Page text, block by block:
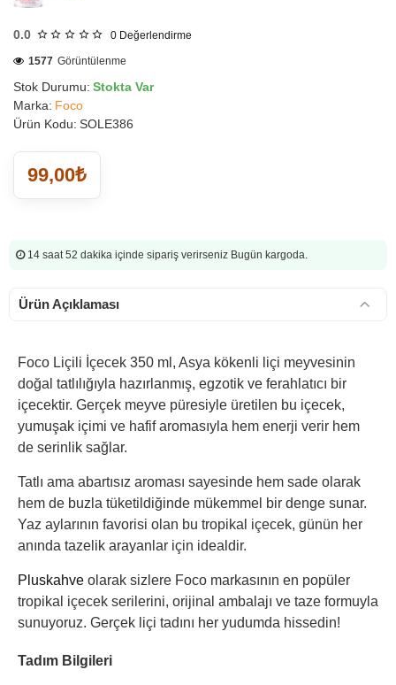
0.0 0 Değerlendirme
Stok Durumu: Stokta Var
Marka: Foco
Ürün Kodu: SOLE386
1577 Görüntülenme
99,00₺
14 saat 52 dakika içinde sipariş verirseniz Bugün kargoda.
Ürün Açıklaması
Foco Liçili İçecek 350 ml, Asya kökenli liçi meyvesinin
doğal tatlılığıyla hazırlanmış, egzotik ve ferahlatıcı bir
içecektir. Gerçek meyve püresiyle üretilen bu içecek,
yumuşak içimi ve hafif aromasıyla hem enerji verir hem
de serinlik sağlar.
Tatlı ama abartısız aroması sayesinde hem sade olarak
hem de buzla tüketildiğinde mükemmel bir denge sunar.
Yaz aylarının favorisi olan bu tropikal içecek, günün her
anında tazelik arayanlar için idealdir.
Pluskahve olarak sizlere Foco markasının en popüler
tropikal içecek serilerini, orijinal ambalajı ve taze formuyla
sunuyoruz. Gerçek liçi tadını her yudumda hissedin!
Tadım Bilgileri